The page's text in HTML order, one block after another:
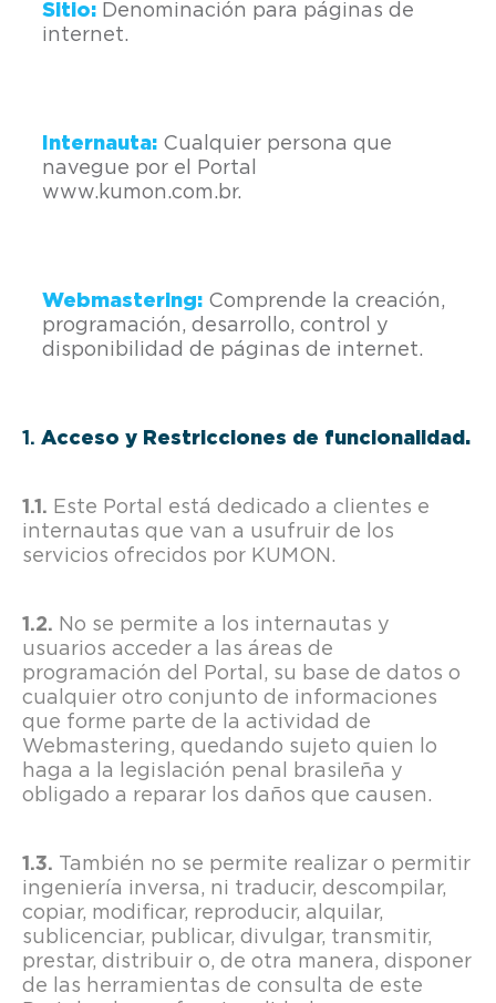
Sitio: Denominación para páginas de
internet.
Internauta: Cualquier persona que
navegue por el Portal
www.kumon.com.br.
Webmastering: Comprende la creación,
programación, desarrollo, control y
disponibilidad de páginas de internet.
Acceso y Restricciones de funcionalidad.
Este Portal está dedicado a clientes e
internautas que van a usufruir de los
servicios ofrecidos por KUMON.
No se permite a los internautas y
usuarios acceder a las áreas de
programación del Portal, su base de datos o
cualquier otro conjunto de informaciones
que forme parte de la actividad de
Webmastering, quedando sujeto quien lo
haga a la legislación penal brasileña y
obligado a reparar los daños que causen.
También no se permite realizar o permitir
ingeniería inversa, ni traducir, descompilar,
copiar, modificar, reproducir, alquilar,
sublicenciar, publicar, divulgar, transmitir,
prestar, distribuir o, de otra manera, disponer
de las herramientas de consulta de este